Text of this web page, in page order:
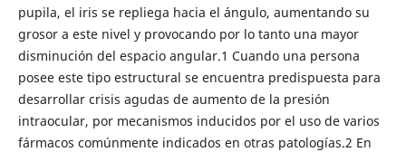
pupila, el iris se repliega hacia el ángulo, aumentando su
grosor a este nivel y provocando por lo tanto una mayor
disminución del espacio angular.1 Cuando una persona
posee este tipo estructural se encuentra predispuesta para
desarrollar crisis agudas de aumento de la presión
intraocular, por mecanismos inducidos por el uso de varios
fármacos comúnmente indicados en otras patologías.2 En